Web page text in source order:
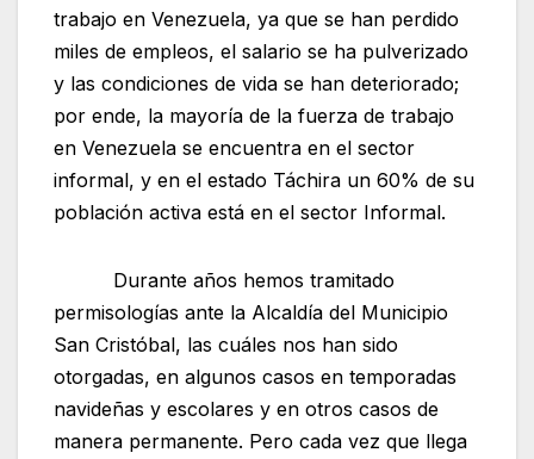
trabajo en Venezuela, ya que se han perdido
miles de empleos, el salario se ha pulverizado
y las condiciones de vida se han deteriorado;
por ende, la mayoría de la fuerza de trabajo
en Venezuela se encuentra en el sector
informal, y en el estado Táchira un 60% de su
población activa está en el sector Informal.
Durante años hemos tramitado
permisologías ante la Alcaldía del Municipio
San Cristóbal, las cuáles nos han sido
otorgadas, en algunos casos en temporadas
navideñas y escolares y en otros casos de
manera permanente. Pero cada vez que llega